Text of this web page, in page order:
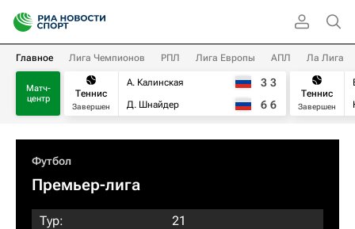
Главное Лига Чемпионов РПЛ Лига Европы АПЛ Ла Лига
Матч-
центр
Теннис
Завершен
А. Калинская
Д. Шнайдер
3 3
6 6
Теннис
Завершен
Футбол
Премьер-лига
Тур:
21